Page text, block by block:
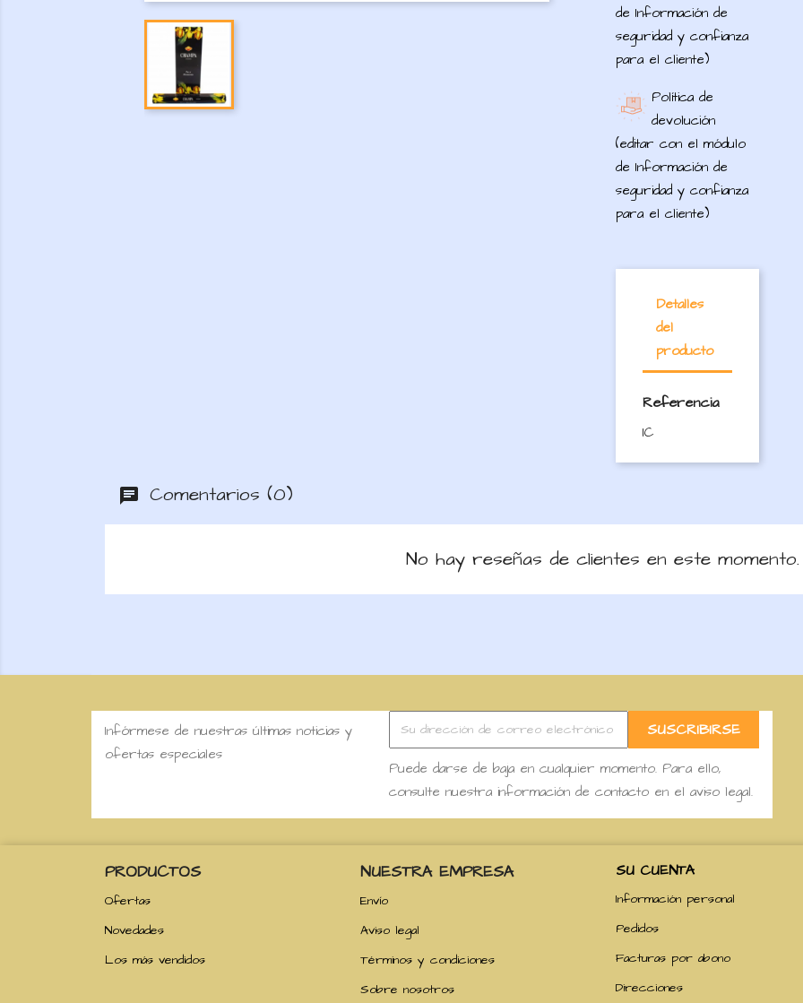
de Información de
seguridad y confianza
para el cliente)
Política de
devolución
(editar con el módulo
de Información de
seguridad y confianza
para el cliente)
Detalles
del
producto
Referencia
IC
Comentarios (0)
No hay reseñas de clientes en este momento.
Infórmese de nuestras últimas noticias y
ofertas especiales
Puede darse de baja en cualquier momento. Para ello,
consulte nuestra información de contacto en el aviso legal.
PRODUCTOS
Ofertas
Novedades
Los más vendidos
NUESTRA EMPRESA
Envío
Aviso legal
Términos y condiciones
Sobre nosotros
SU CUENTA
Información personal
Pedidos
Facturas por abono
Direcciones